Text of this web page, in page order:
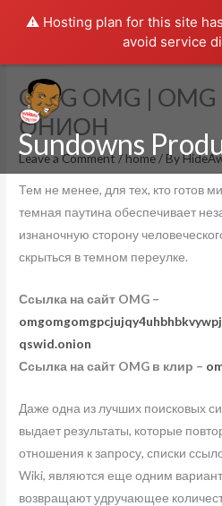
⚠️ Hosting plan for this site
avoid service
content
Sundowns
OMG OMG |
ОНИОН
Leave a Comment / home / By
Тем не менее, для тех, кто готов
темная паутина обеспечивает
изнаночную сторону
скрыться в темном переулке.
Ссылка на сайт OMG –
qswid.onion
Ссылка на сайт OMG в клир –
Даже одна из лучших поисковых
выдает результаты, которые
отношения к запросу, списки
Wiki, являются еще одним
возвращают удручающее